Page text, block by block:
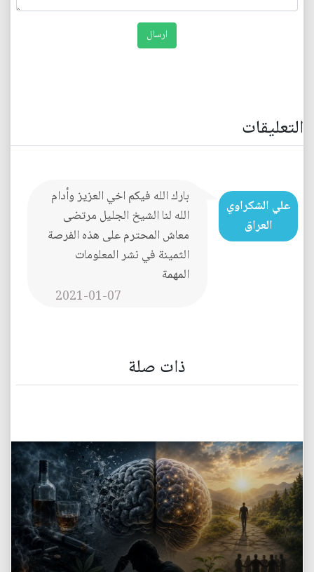
التعليقات
علي الشكراوي
العراق
بارك الله فيكم اخي العزيز وأدام
الله لنا الشيخ الجليل مرتضى
معاش المحترم على هذه الفرصة
الثمينة في نشر المعلومات
المهمة
2021-01-07
ذات صلة